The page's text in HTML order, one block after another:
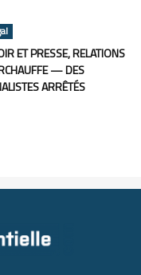
ET PRESSE, RELATIONS
— DES
ARRÊTÉS